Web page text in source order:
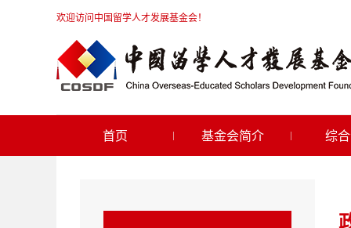
欢迎访问中国留学人才发展基金会！
首页 基金会简介 综